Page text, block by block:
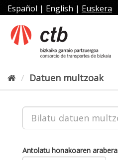
Joan
edukira
Español | English | Euskera
Datuen multzoak
Antolatu honakoaren arabera